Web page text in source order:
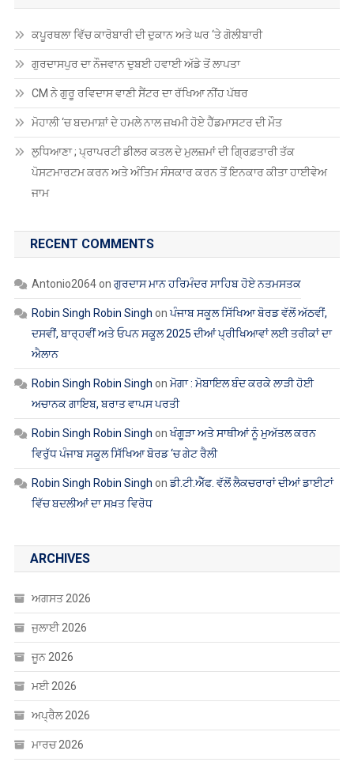
ਕਪੂਰਥਲਾ ਵਿੱਚ ਕਾਰੋਬਾਰੀ ਦੀ ਦੁਕਾਨ ਅਤੇ ਘਰ ‘ਤੇ ਗੋਲੀਬਾਰੀ
ਗੁਰਦਾਸਪੁਰ ਦਾ ਨੌਜਵਾਨ ਦੁਬਈ ਹਵਾਈ ਅੱਡੇ ਤੋਂ ਲਾਪਤਾ
CM ਨੇ ਗੁਰੂ ਰਵਿਦਾਸ ਵਾਣੀ ਸੈਂਟਰ ਦਾ ਰੱਖਿਆ ਨੀਂਹ ਪੱਥਰ
ਮੋਹਾਲੀ ‘ਚ ਬਦਮਾਸ਼ਾਂ ਦੇ ਹਮਲੇ ਨਾਲ ਜ਼ਖਮੀ ਹੋਏ ਹੈੱਡਮਾਸਟਰ ਦੀ ਮੌਤ
ਲੁਧਿਆਣਾ ; ਪ੍ਰਾਪਰਟੀ ਡੀਲਰ ਕਤਲ ਦੇ ਮੁਲਜ਼ਮਾਂ ਦੀ ਗ੍ਰਿਫ਼ਤਾਰੀ ਤੱਕ
ਪੋਸਟਮਾਰਟਮ ਕਰਨ ਅਤੇ ਅੰਤਿਮ ਸੰਸਕਾਰ ਕਰਨ ਤੋਂ ਇਨਕਾਰ ਕੀਤਾ ਹਾਈਵੇਅ
ਜਾਮ
RECENT COMMENTS
Antonio2064on ਗੁਰਦਾਸ ਮਾਨ ਹਰਿਮੰਦਰ ਸਾਹਿਬ ਹੋਏ ਨਤਮਸਤਕ
Robin Singh Robin Singh onਪੰਜਾਬ ਸਕੂਲ ਸਿੱਖਿਆ ਬੋਰਡ ਵੱਲੋਂ ਅੱਠਵੀਂ,
ਦਸਵੀਂ, ਬਾਰ੍ਹਵੀਂ ਅਤੇ ਓਪਨ ਸਕੂਲ 2025 ਦੀਆਂ ਪ੍ਰੀਖਿਆਵਾਂ ਲਈ ਤਰੀਕਾਂ ਦਾ
ਐਲਾਨ
Robin Singh Robin Singh on ਮੋਗਾ : ਮੋਬਾਇਲ ਬੰਦ ਕਰਕੇ ਲਾੜੀ ਹੋਈ
ਅਚਾਨਕ ਗਾਇਬ, ਬਰਾਤ ਵਾਪਸ ਪਰਤੀ
Robin Singh Robin Singh onਖੰਗੂੜਾ ਅਤੇ ਸਾਥੀਆਂ ਨੂੰ ਮੁਅੱਤਲ ਕਰਨ
ਵਿਰੁੱਧ ਪੰਜਾਬ ਸਕੂਲ ਸਿੱਖਿਆ ਬੋਰਡ ‘ਚ ਗੇਟ ਰੈਲੀ
Robin Singh Robin Singh onਡੀ.ਟੀ.ਐੱਫ. ਵੱਲੋਂ ਲੈਕਚਰਾਰਾਂ ਦੀਆਂ ਡਾਈਟਾਂ
ਵਿੱਚ ਬਦਲੀਆਂ ਦਾ ਸਖ਼ਤ ਵਿਰੋਧ
ARCHIVES
ਅਗਸਤ 2026
ਜੁਲਾਈ 2026
ਜੂਨ 2026
ਮਈ 2026
ਅਪ੍ਰੈਲ 2026
ਮਾਰਚ 2026